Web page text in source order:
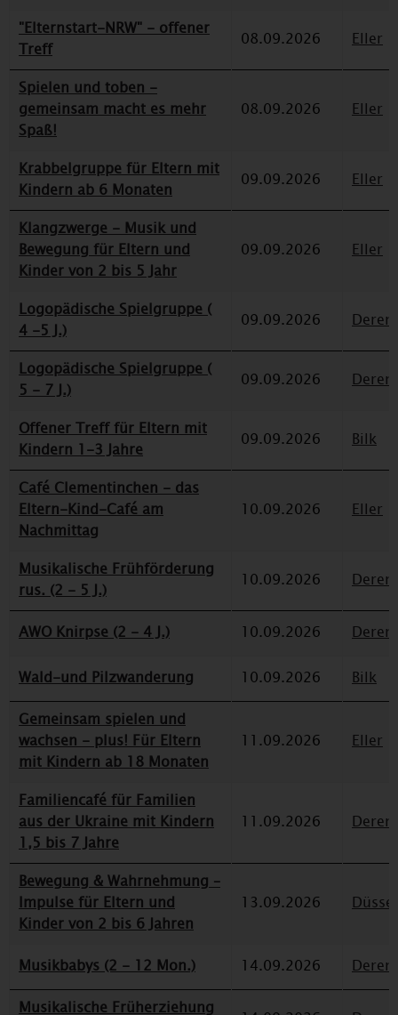
"Elternstart-NRW" - offener
Treff
08.09.2026 Eller
Spielen und toben -
gemeinsam macht es mehr
Spaß!
08.09.2026 Eller
Krabbelgruppe für Eltern mit
Kindern ab 6 Monaten
09.09.2026 Eller
Klangzwerge - Musik und
Bewegung für Eltern und
Kinder von 2 bis 5 Jahr
09.09.2026 Eller
Logopädische Spielgruppe (
4 -5 J.)
09.09.2026
Logopädische Spielgruppe (
5 - 7 J.)
09.09.2026
Offener Treff für Eltern mit
Kindern 1-3 Jahre
09.09.2026 Bilk
Café Clementinchen - das
Eltern-Kind-Café am
Nachmittag
10.09.2026 Eller
Musikalische Frühförderung
rus. (2 - 5 J.)
10.09.2026
AWO Knirpse (2 - 4 J.) 10.09.2026
Wald-und Pilzwanderung 10.09.2026
Bilk
Gemeinsam spielen und
wachsen - plus! Für Eltern
mit Kindern ab 18 Monaten
11.09.2026 Eller
Familiencafé für Familien
aus der Ukraine mit Kindern
1,5 bis 7 Jahre
11.09.2026
Bewegung & Wahrnehmung –
Impulse für Eltern und
Kinder von 2 bis 6 Jahren
13.09.2026
Musikbabys (2 - 12 Mon.) 14.09.2026
Musikalische Früherziehung